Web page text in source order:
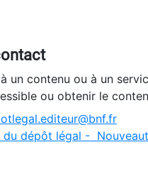
un contenu ou à un
ou obtenir le
dépôt légal -